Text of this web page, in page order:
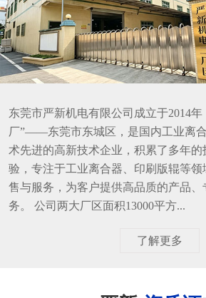
东莞市严新机电有限公司成立于2014年
厂”——东莞市东城区，是国内工业离
术先进的高新技术企业，积累了多年
验，专注于工业离合器、印刷版辊等
售与服务，为客户提供高品质的产品、
务。 公司两大厂区面积13000平方...
了解更多